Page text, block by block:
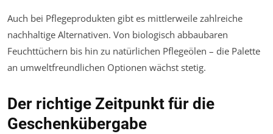
Auch bei Pflegeprodukten gibt es mittlerweile zahlreiche
nachhaltige Alternativen. Von biologisch abbaubaren
Feuchttüchern bis hin zu natürlichen Pflegeölen – die Palette
an umweltfreundlichen Optionen wächst stetig.
Der richtige Zeitpunkt für die
Geschenkübergabe